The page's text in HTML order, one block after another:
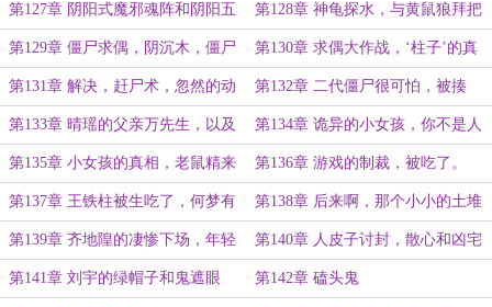
第127章 阴阳式魔邪魂阵和阴阳五
十四镇魂钉
第128章 神龟探水，与黄鼠狼拜把
子的刘宇
第129章 僵尸求偶，阴沉木，僵尸
王
第130章 求偶大作战，‘柱子’的真
面目
第131章 解决，赶尸术，忽然的动
静。
第132章 二代僵尸很可怕，被揍
了。
第133章 晴瑶的父亲万先生，以及
再次超度
第134章 诡异的小女孩，你不是人
第135章 小女孩的真相，老鼠精来
袭
第136章 游戏的制裁，被吃了。
第137章 王铁柱被生吃了，何梦有
危险
第138章 后来啊，那个小小的土堆
上长出了狗尾巴草
第139章 齐地隍的凄惨下场，年轻
人要克制
第140章 人皮子讨封，散心和凶宅
第141章 刘宇的绿帽子和鬼遮眼 第142章 磕头鬼